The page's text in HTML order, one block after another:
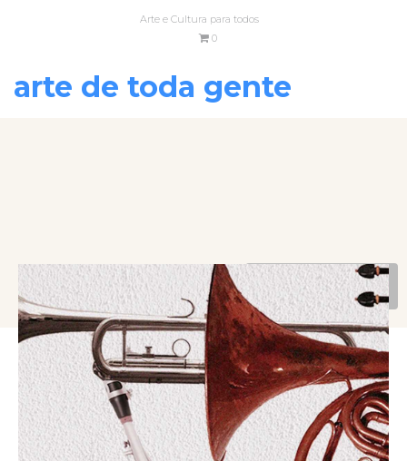
Arte e Cultura para todos
0
arte de toda gente
VOLTAR